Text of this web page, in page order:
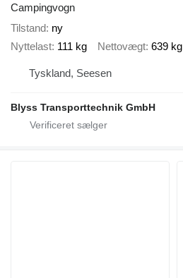
Campingvogn
Tilstand ny
Nyttelast 111 kg Nettovægt 639 kg
Tyskland, Seesen
Blyss Transporttechnik GmbH